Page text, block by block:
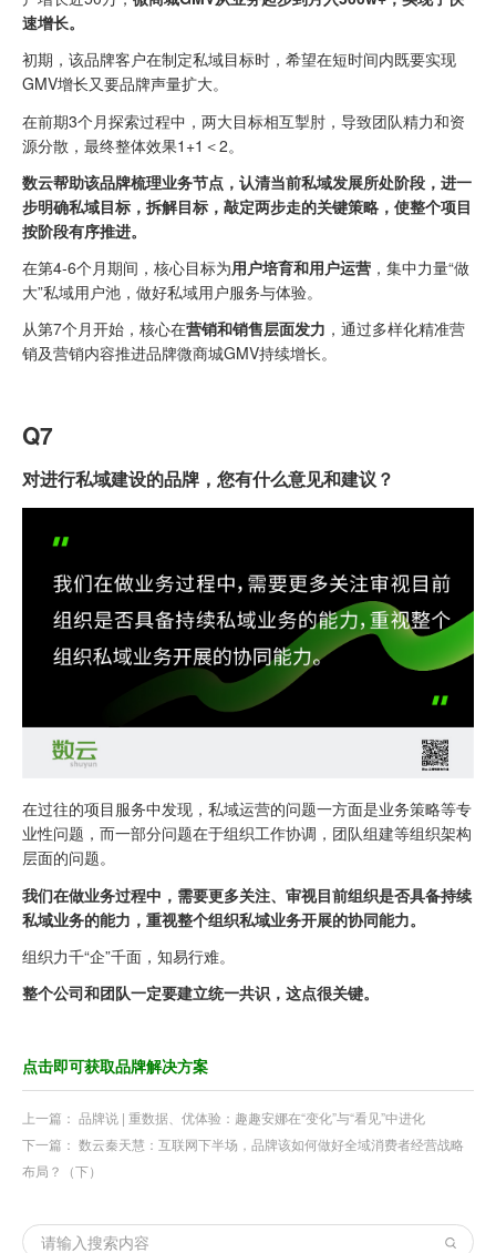
速增长。
初期，该品牌客户在制定私域目标时，希望在短时间内既要实现
GMV增长又要品牌声量扩大。
在前期3个月探索过程中，两大目标相互掣肘，导致团队精力和资
源分散，最终整体效果1+1＜2。
数云帮助该品牌梳理业务节点，认清当前私域发展所处阶段，进一
步明确私域目标，拆解目标，敲定两步走的关键策略，使整个项目
按阶段有序推进。
在第4-6个月期间，核心目标为用户培育和用户运营 ，集中力量“做
大”私域用户池，做好私域用户服务与体验。
从第7个月开始，核心在营销和销售层面发力 ，通过多样化精准营
销及营销内容推进品牌微商城GMV持续增长。
Q7
对进行私域建设的品牌，您有什么意见和建议？
在过往的项目服务中发现，私域运营的问题一方面是业务策略等专
业性问题，而一部分问题在于组织工作协调，团队组建等组织架构
层面的问题。
我们在做业务过程中，需要更多关注、审视目前组织是否具备持续
私域业务的能力，重视整个组织私域业务开展的协同能力。
组织力千“企”千面，知易行难。
整个公司和团队一定要建立统一共识，这点很关键。
点击即可获取品牌解决方案
上一篇： 品牌说 | 重数据、优体验：趣趣安娜在“变化”与“看见”中进化
下一篇： 数云秦天慧：互联网下半场，品牌该如何做好全域消费者经营战略
布局？（下）